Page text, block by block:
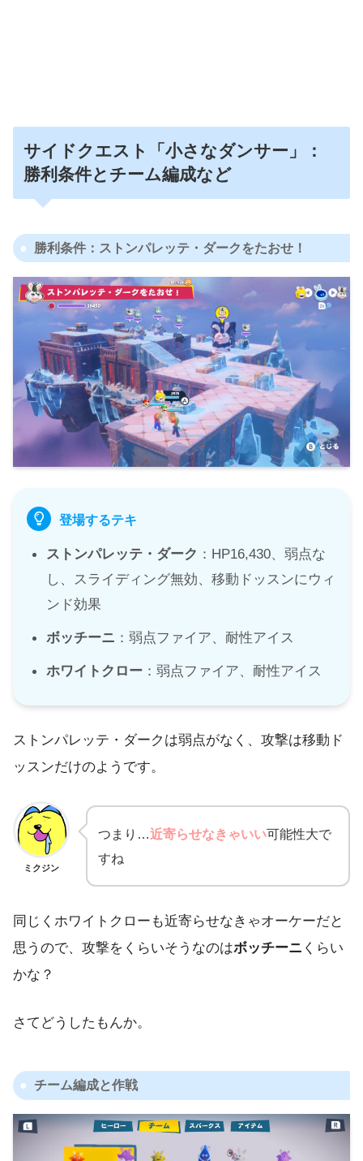
サイドクエスト「小さなダンサー」：
勝利条件とチーム編成など
勝利条件：ストンパレッテ・ダークをたおせ！
登場するテキ
ストンパレッテ・ダーク ：HP16,430、弱点な
し、スライディング無効、移動ドッスンにウィ
ンド効果
ボッチーニ ：弱点ファイア、耐性アイス
ホワイトクロー ：弱点ファイア、耐性アイス
ストンパレッテ・ダークは弱点がなく、攻撃は移動ド
ッスンだけのようです。
ミクジン
つまり…近寄らせなきゃいい可能性大で
すね
同じくホワイトクローも近寄らせなきゃオーケーだと
思うので、攻撃をくらいそうなのはボッチーニ くらい
かな？
さてどうしたもんか。
チーム編成と作戦